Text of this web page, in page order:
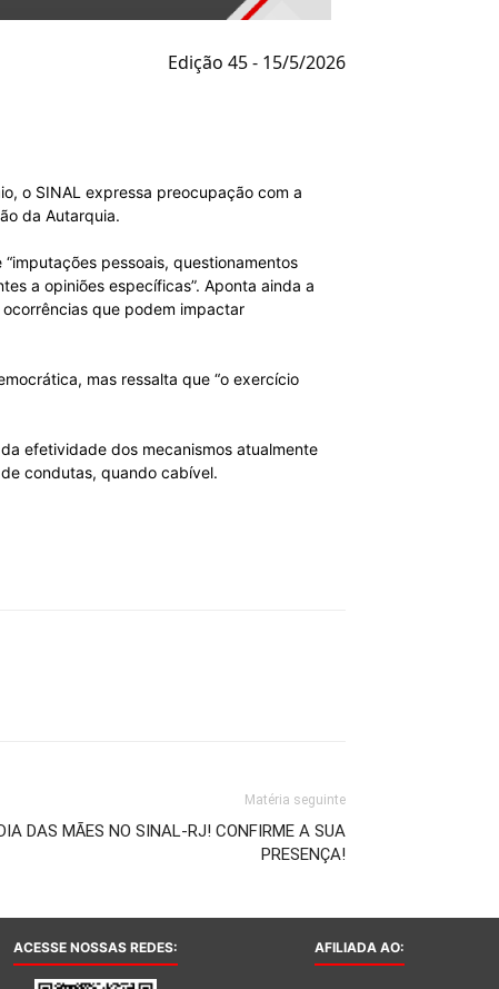
Edição 45 - 15/5/2026
o SINAL expressa preocupação com a
da Autarquia.
pessoais, questionamentos
a opiniões específicas”. Aponta ainda a
que podem impactar
mas ressalta que “o exercício
efetividade dos mecanismos atualmente
condutas, quando cabível.
Matéria seguinte
DAS MÃES NO SINAL-RJ! CONFIRME A SUA
PRESENÇA!
ACESSE NOSSAS REDES: AFILIADA AO: